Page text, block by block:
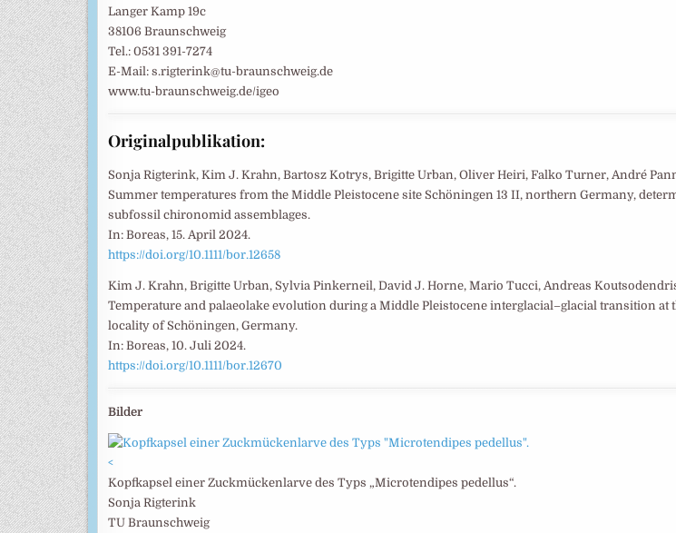
Langer Kamp 19c
38106 Braunschweig
Tel.: 0531 391-7274
E-Mail: s.rigterink@tu-braunschweig.de
www.tu-braunschweig.de/igeo
Originalpublikation:
Sonja Rigterink, Kim J. Krahn, Bartosz Kotrys, Brigitte Urban, Oliver Heiri, Falko Turner, André
Summer temperatures from the Middle Pleistocene site Schöningen 13 II, northern Germany,
subfossil chironomid assemblages.
In: Boreas, 15. April 2024.
https://doi.org/10.1111/bor.12658
Kim J. Krahn, Brigitte Urban, Sylvia Pinkerneil, David J. Horne, Mario Tucci, Andreas
Temperature and palaeolake evolution during a Middle Pleistocene interglacial–glacial transition at
locality of Schöningen, Germany.
In: Boreas, 10. Juli 2024.
https://doi.org/10.1111/bor.12670
Bilder
<
Kopfkapsel einer Zuckmückenlarve des Typs „Microtendipes pedellus“.
Sonja Rigterink
TU Braunschweig